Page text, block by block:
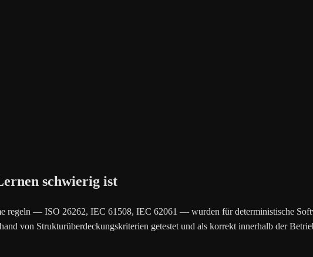
schwierig ist
regeln — ISO 26262, IEC 61508, IEC 62061 — wurden für deterministische
von Strukturüberdeckungskriterien getestet und als korrekt innerhalb der